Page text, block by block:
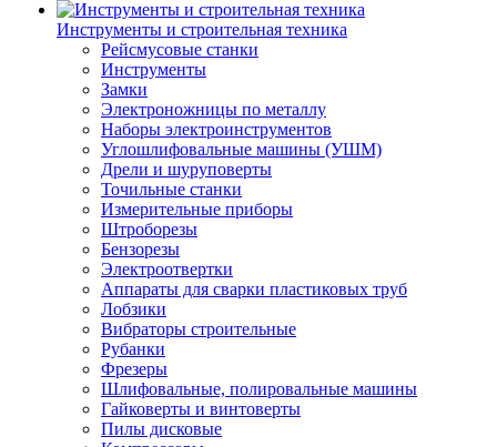
Инструменты и строительная техника
Рейсмусовые станки
Инструменты
Замки
Электроножницы по металлу
Наборы электроинструментов
Углошлифовальные машины (УШМ)
Дрели и шуруповерты
Точильные станки
Измерительные приборы
Штроборезы
Бензорезы
Электроотвертки
Аппараты для сварки пластиковых труб
Лобзики
Вибраторы строительные
Рубанки
Фрезеры
Шлифовальные, полировальные машины
Гайковерты и винтоверты
Пилы дисковые